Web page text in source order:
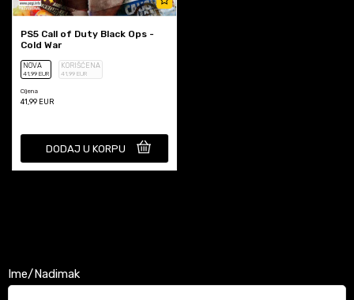
PS5 Call of Duty Black Ops -
Cold War
NOVA
41,99 EUR
KORIŠĆENA
41,99 EUR
Cijena
41,99 EUR
DODAJ U KORPU
Ime/Nadimak